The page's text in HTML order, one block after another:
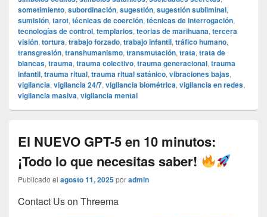
sometimiento, subordinación, sugestión, sugestión subliminal,
sumisión, tarot, técnicas de coerción, técnicas de interrogación,
tecnologías de control, templarios, teorias de marihuana, tercera
visión, tortura, trabajo forzado, trabajo infantil, tráfico humano,
transgresión, transhumanismo, transmutación, trata, trata de
blancas, trauma, trauma colectivo, trauma generacional, trauma
infantil, trauma ritual, trauma ritual satánico, vibraciones bajas,
vigilancia, vigilancia 24/7, vigilancia biométrica, vigilancia en redes,
vigilancia masiva, vigilancia mental
El NUEVO GPT-5 en 10 minutos:
¡Todo lo que necesitas saber!
Publicado el agosto 11, 2025poradmin
Contact Us on Threema